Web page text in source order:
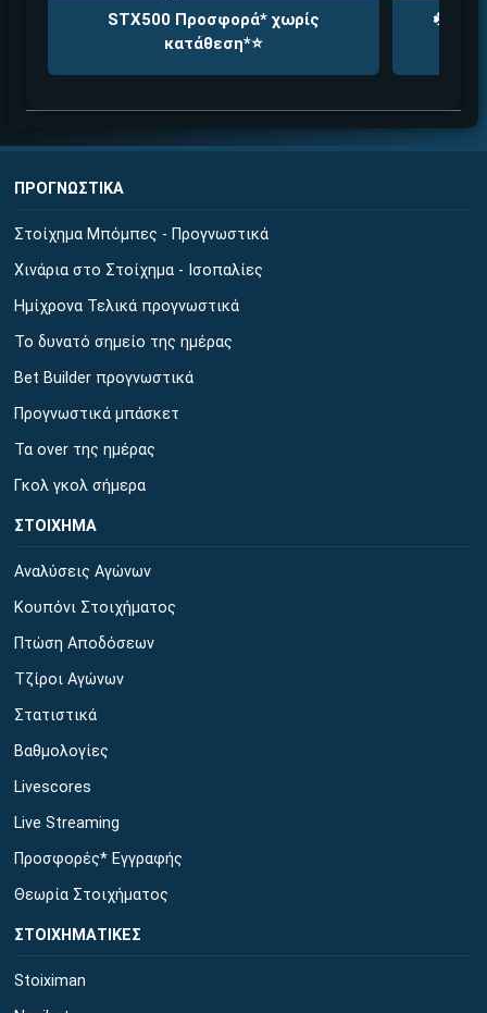
STX500 Προσφορά* χωρίς
κατάθεση*⭐
ΠΡΟΓΝΩΣΤΙΚΑ
Στοίχημα Μπόμπες - Προγνωστικά
Χινάρια στο Στοίχημα - Ισοπαλίες
Ημίχρονα Τελικά προγνωστικά
Το δυνατό σημείο της ημέρας
Bet Builder προγνωστικά
Προγνωστικά μπάσκετ
Τα over της ημέρας
Γκολ γκολ σήμερα
ΣΤΟΙΧΗΜΑ
Αναλύσεις Αγώνων
Κουπόνι Στοιχήματος
Πτώση Αποδόσεων
Τζίροι Αγώνων
Στατιστικά
Βαθμολογίες
Livescores
Live Streaming
Προσφορές* Εγγραφής
Θεωρία Στοιχήματος
ΣΤΟΙΧΗΜΑΤΙΚΕΣ
Stoiximan